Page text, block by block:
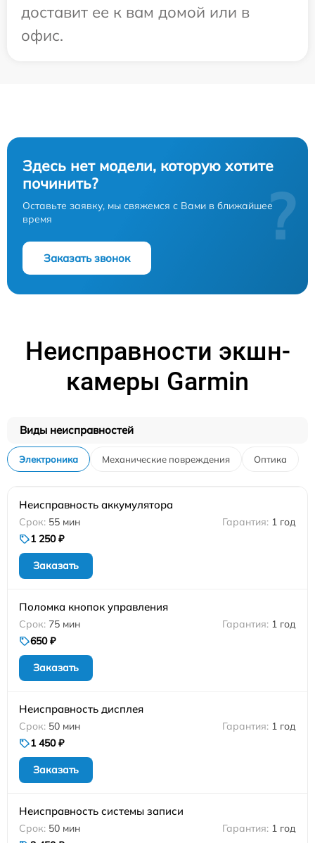
доставит ее к вам домой или в
офис.
Здесь нет модели, которую хотите
починить?
Оставьте заявку, мы свяжемся с Вами в ближайшее
время
Заказать звонок
?
Неисправности экшн-
камеры Garmin
Виды неисправностей
Электроника Механические повреждения Оптика
Неисправность аккумулятора
55 мин
1 год
1 250 ₽
Заказать
Поломка кнопок управления
75 мин
1 год
650 ₽
Заказать
Неисправность дисплея
50 мин
1 год
1 450 ₽
Заказать
Неисправность системы записи
50 мин
1 год